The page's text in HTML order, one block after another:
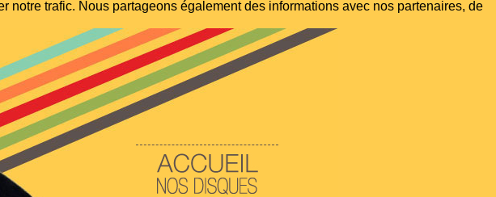
trafic. Nous partageons également des informations avec nos partenaires, de